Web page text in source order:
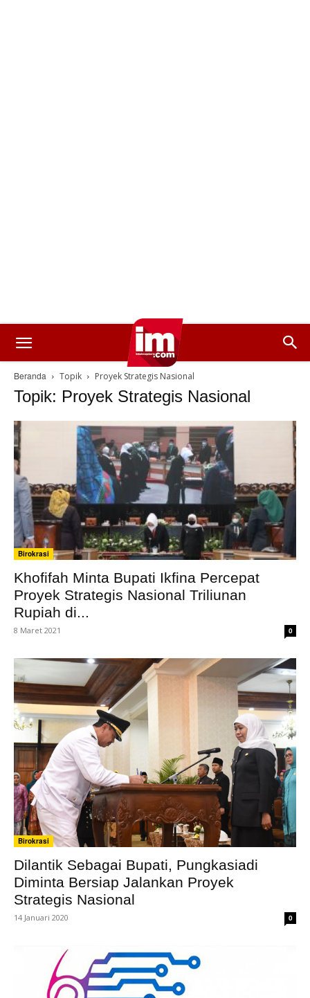
Beranda Topik Proyek Strategis Nasional
Topik: Proyek Strategis Nasional
Birokrasi
Khofifah Minta Bupati Ikfina Percepat
Proyek Strategis Nasional Triliunan
Rupiah di...
8 Maret 2021 0
Birokrasi
Dilantik Sebagai Bupati, Pungkasiadi
Diminta Bersiap Jalankan Proyek
Strategis Nasional
14 Januari 2020 0